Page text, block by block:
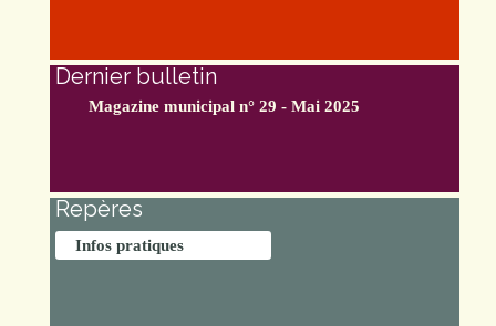
Dernier bulletin
Magazine municipal n° 29 - Mai 2025
Repères
Infos pratiques